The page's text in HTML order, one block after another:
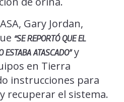
Gary Jordan,
“SE REPORTÓ QUE EL
ESTABA ATASCADO”y
en Tierra
instrucciones para
recuperar el sistema.